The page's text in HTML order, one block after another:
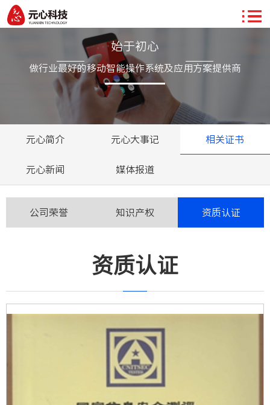
始于初心
做行业最好的移动智能操作系统及应用方案提供商
元心简介 元心大事记 相关证书
元心新闻 媒体报道
公司荣誉 知识产权 资质认证
资质认证